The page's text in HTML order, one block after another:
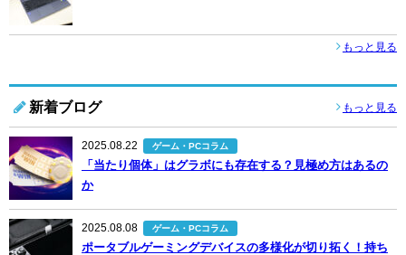
もっと見る
新着ブログ もっと見る
2025.08.22 ゲーム・PCコラム
「当たり個体」はグラボにも存在する？見極め方はあるの
か
2025.08.08 ゲーム・PCコラム
ポータブルゲーミングデバイスの多様化が切り拓く！持ち